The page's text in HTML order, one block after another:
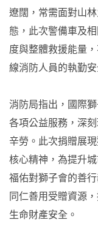
遼闊，常需面對山
態，此次警備車及
度與整體救援能量
線消防人員的執勤安
消防局指出，國際
各項公益服務，深
辛勞。此次捐贈展
核心精神，為提升
福佑對獅子會的善
同仁善用受贈資源
生命財產安全。